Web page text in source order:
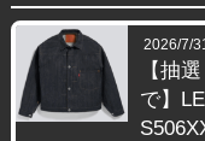
2026/7/31
【抽
で】